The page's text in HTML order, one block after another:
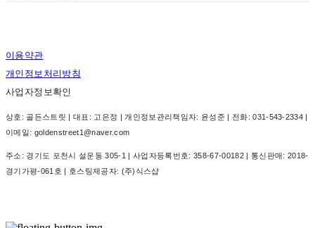
이용약관
개인정보처리방침
사업자정보확인
상호: 골든스트릿 | 대표: 고은정 | 개인정보관리책임자: 윤성준 | 전화: 031-543-2334 |
이메일: goldenstreet1@naver.com
주소: 경기도 포천시 설운동 305-1 | 사업자등록번호: 358-67-00182| 통신판매: 2018-
경기가평-061호 | 호스팅제공자: (주)식스샵